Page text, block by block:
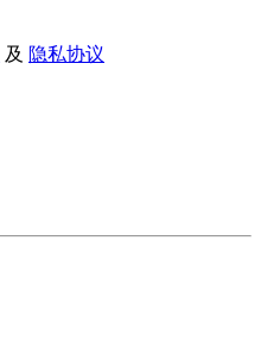
及 隐私协议